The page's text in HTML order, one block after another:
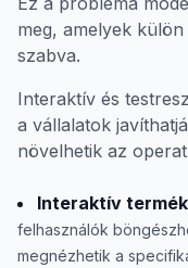
meg, amelyek
szabva.
Interaktív és
a vállalatok
növelhetik az
Interaktív
felhasználók
megnézhetik a